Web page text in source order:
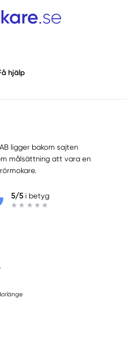
hjälp
ligger bakom sajten
målsättning att vara en
5/5i betyg